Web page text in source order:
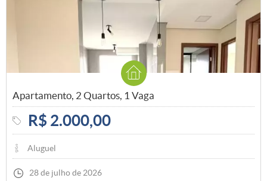
Apartamento, 2 Quartos, 1 Vaga
R$ 2.000,00
Aluguel
28 de julho de 2026